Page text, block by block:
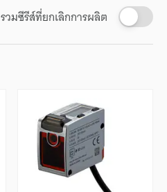
รวมซีรีส์ที่ยกเลิกการผลิต